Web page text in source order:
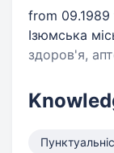
from
Iзюмська
здоров'я,